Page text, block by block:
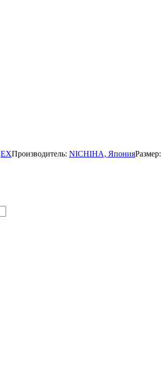
EXПроизводитель: NICHIHA, ЯпонияРазмер: